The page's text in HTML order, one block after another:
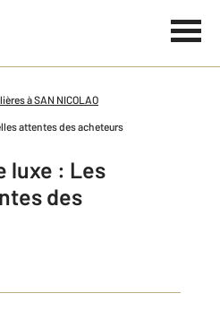
à SAN NICOLAO
attentes des acheteurs
luxe : Les
des